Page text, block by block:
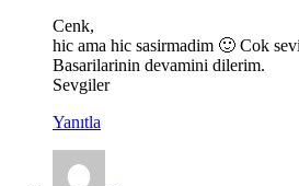
Cenk,
hic ama hic sasirmadim 🙂 Cok
Basarilarinin devamini dilerim.
Sevgiler
Yanıtla